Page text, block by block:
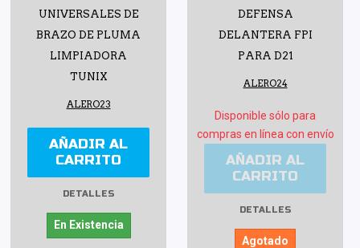
UNIVERSALES DE
BRAZO DE PLUMA
LIMPIADORA
TUNIX
ALERO23
AÑADIR AL
CARRITO
DETALLES
En Existencia
DEFENSA
DELANTERA FPI
PARA D21
ALERO24
Disponible sólo para
compras en línea con envío
AÑADIR AL
CARRITO
DETALLES
Agotado